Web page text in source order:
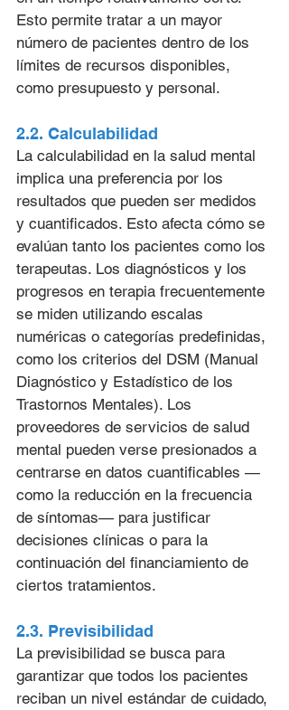
Esto permite tratar a un mayor
número de pacientes dentro de los
límites de recursos disponibles,
como presupuesto y personal.
2.2. Calculabilidad
La calculabilidad en la salud mental
implica una preferencia por los
resultados que pueden ser medidos
y cuantificados. Esto afecta cómo se
evalúan tanto los pacientes como los
terapeutas. Los diagnósticos y los
progresos en terapia frecuentemente
se miden utilizando escalas
numéricas o categorías predefinidas,
como los criterios del DSM (Manual
Diagnóstico y Estadístico de los
Trastornos Mentales). Los
proveedores de servicios de salud
mental pueden verse presionados a
centrarse en datos cuantificables —
como la reducción en la frecuencia
de síntomas— para justificar
decisiones clínicas o para la
continuación del financiamiento de
ciertos tratamientos.
2.3. Previsibilidad
La previsibilidad se busca para
garantizar que todos los pacientes
reciban un nivel estándar de cuidado,